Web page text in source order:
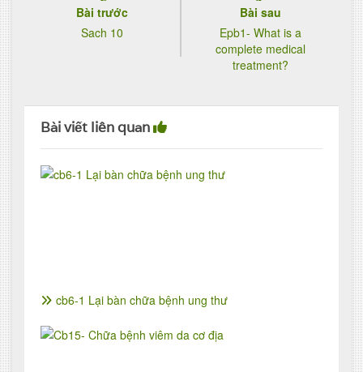
Bài trước
Sach 10
Bài sau
Epb1- What is a
complete medical
treatment?
Bài viết liên quan
cb6-1 Lại bàn chữa bệnh ung thư